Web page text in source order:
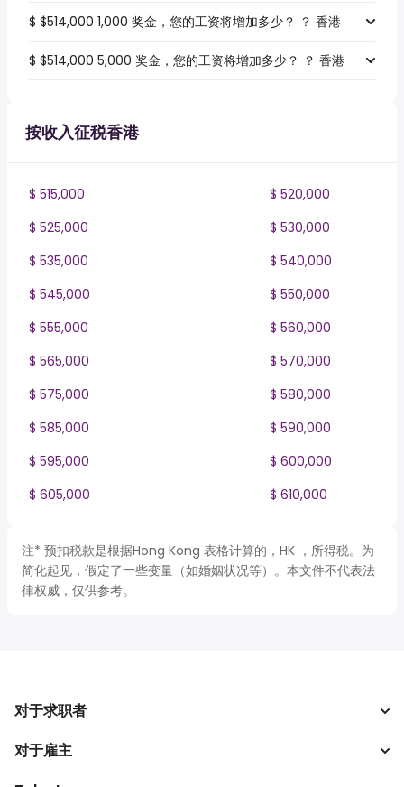
$ $514,000 1,000 奖金，您的工资将增加多少？ ？ 香港
$ $514,000 5,000 奖金，您的工资将增加多少？ ？ 香港
按收入征税香港
$ 515,000
$ 520,000
$ 525,000
$ 530,000
$ 535,000
$ 540,000
$ 545,000
$ 550,000
$ 555,000
$ 560,000
$ 565,000
$ 570,000
$ 575,000
$ 580,000
$ 585,000
$ 590,000
$ 595,000
$ 600,000
$ 605,000
$ 610,000
注* 预扣税款是根据Hong Kong 表格计算的，HK ，所得税。为
简化起见，假定了一些变量（如婚姻状况等）。本文件不代表法
律权威，仅供参考。
对于求职者
搜索工作
对于雇主